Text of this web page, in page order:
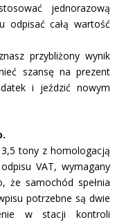
jednorazową
odpisać całą wartość
przybliżony wynik
szansę na prezent
i jeździć nowym
tony z homologacją
VAT, wymagany
że samochód spełnia
potrzebne są dwie
w stacji kontroli